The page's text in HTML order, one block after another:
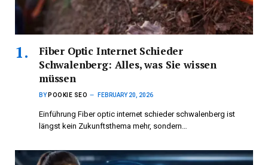
Fiber Optic Internet Schieder
Schwalenberg: Alles, was Sie wissen
müssen
BY POOKIE SEO FEBRUARY 20, 2026
Einführung Fiber optic internet schieder schwalenberg ist
längst kein Zukunftsthema mehr, sondern…